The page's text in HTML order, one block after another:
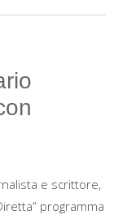
e scrittore,
programma